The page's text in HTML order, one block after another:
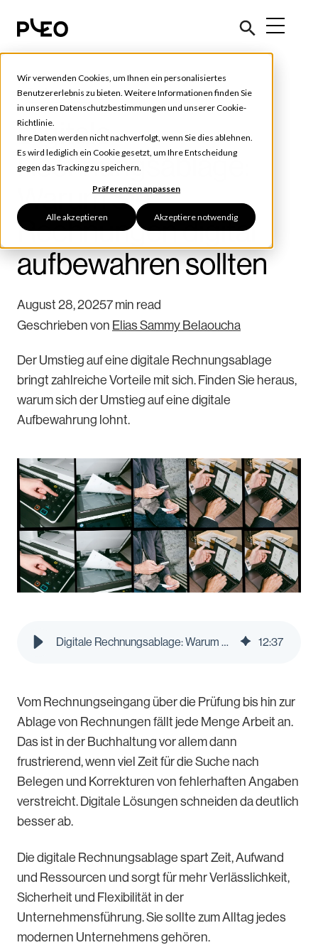
Wir verwenden Cookies, um Ihnen ein personalisiertes
Benutzererlebnis zu bieten. Weitere Informationen finden Sie
in unseren Datenschutzbestimmungen und unsererCookie-
Richtlinie.
Ihre Daten werden nicht nachverfolgt, wenn Sie dies ablehnen.
Es wird lediglich ein Cookie gesetzt, um Ihre Entscheidung
gegen das Tracking zu speichern.
Präferenzen anpassen
Alle akzeptieren Akzeptiere notwendig
Tools & Tipps
Digitale
Rechnungsablage:
Warum Sie
Rechnungen digital
aufbewahren sollten
August 28, 20257 min read
Geschrieben von Elias Sammy Belaoucha
Der Umstieg auf eine digitale Rechnungsablage
bringt zahlreiche Vorteile mit sich. Finden Sie heraus,
warum sich der Umstieg auf eine digitale
Aufbewahrung lohnt.
Digitale Rechnungsablage: Warum Sie Rechnungen digital aufbewahren sollten | Pleo Blog 12:37
Vom Rechnungseingang über die Prüfung bis hin zur
Ablage von Rechnungen fällt jede Menge Arbeit an.
Das ist in der Buchhaltung vor allem dann
frustrierend, wenn viel Zeit für die Suche nach
Belegen und Korrekturen von fehlerhaften Angaben
verstreicht. Digitale Lösungen schneiden da deutlich
besser ab.
Die digitale Rechnungsablage spart Zeit, Aufwand
und Ressourcen und sorgt für mehr Verlässlichkeit,
Sicherheit und Flexibilität in der
Unternehmensführung. Sie sollte zum Alltag jedes
modernen Unternehmens gehören.